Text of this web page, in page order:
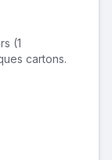
(1
cartons.